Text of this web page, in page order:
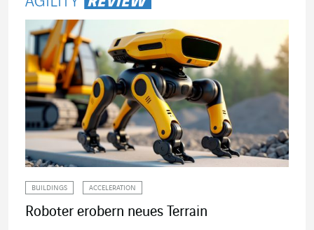
BUILDINGS ACCELERATION
Roboter erobern neues Terrain